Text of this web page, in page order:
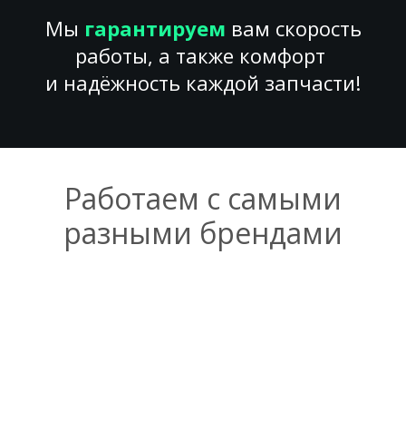
Мы гарантируем вам скорость
работы, а также комфорт
и надёжность каждой запчасти!
Работаем с самыми
разными брендами